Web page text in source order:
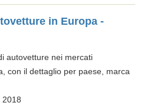
in Europa -
autovetture nei mercati
con il dettaglio per paese, marca
2018